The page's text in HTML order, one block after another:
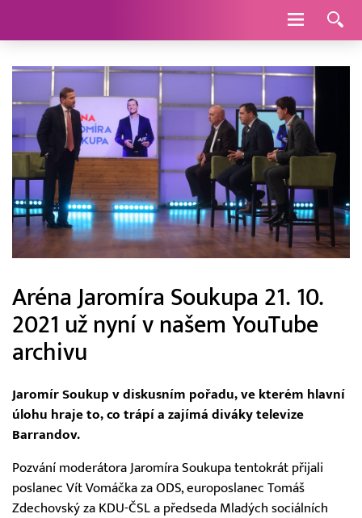
Navigace
Aréna Jaromíra Soukupa 21. 10.
2021 už nyní v našem YouTube
archivu
Jaromír Soukup v diskusním pořadu, ve kterém hlavní
úlohu hraje to, co trápí a zajímá diváky televize
Barrandov.
Pozvání moderátora Jaromíra Soukupa tentokrát přijali
poslanec Vít Vomáčka za ODS, europoslanec Tomáš
Zdechovský za KDU-ČSL a předseda Mladých sociálních